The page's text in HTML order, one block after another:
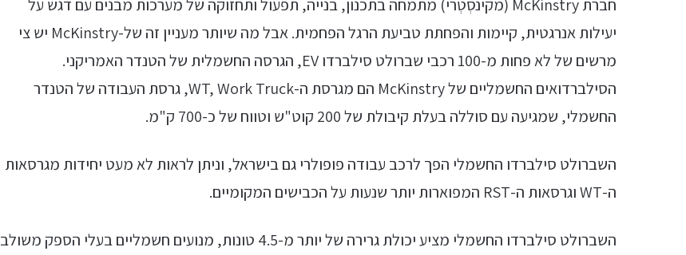
חברת McKinstry (מקינסְטְרי) מתמחה בתכנון, בנייה, תפעול ותחזוקה של מערכות מבנים עם דגש על
יעילות אנרגטית, קיימות והפחתת טביעת הרגל הפחמית. אבל מה שיותר מעניין זה של-McKinstry יש צי
מרשים של לא פחות מ-100 רכבי שברולט סילברדו EV, הגרסה החשמלית של הטנדר האמריקני.
הסילברדואים החשמליים של McKinstry הם מגרסת ה-WT, Work Truck, גרסת העבודה של הטנדר
החשמלי, שמגיעה עם סוללה בעלת קיבולת של 200 קוט"ש וטווח של כ-700 ק"מ.
השברולט סילברדו החשמלי הפך לרכב עבודה פופולרי גם בישראל, וניתן לראות לא מעט יחידות מגרסאות
ה-WT וגרסאות ה-RST המפוארות יותר שנעות על הכבישים המקומיים.
השברולט סילברדו החשמלי מציע יכולת גרירה של יותר מ-4.5 טונות, מנועים חשמליים בעלי הספק משולב